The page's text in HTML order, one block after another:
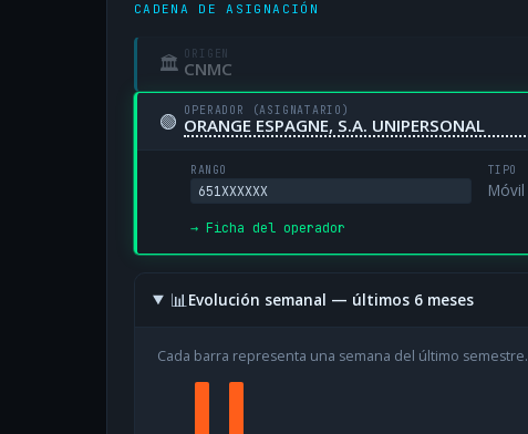
CADENA DE ASIGNACIÓN
🏛 ORIGEN
CNMC
🟢 OPERADOR (ASIGNATARIO)
ORANGE ESPAGNE, S.A. UNIPERSONAL
RANGO
651XXXXXX
TIPO
Móvil
→ Ficha del operador
📊Evolución semanal — últimos 6 meses
Cada barra representa una semana del último semestre.